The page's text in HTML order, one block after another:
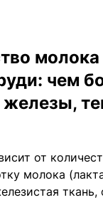
молока
чем
от
молока